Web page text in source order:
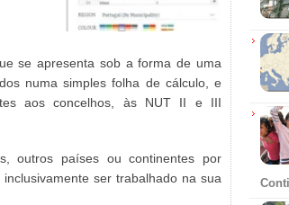
se apresenta sob a forma de uma
numa simples folha de cálculo, e
aos concelhos, às NUT II e III
outros países ou continentes por
ser trabalhado na sua